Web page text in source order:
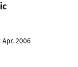
2006